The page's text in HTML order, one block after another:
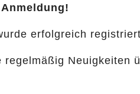
erfolgreich
Neuigkeiten